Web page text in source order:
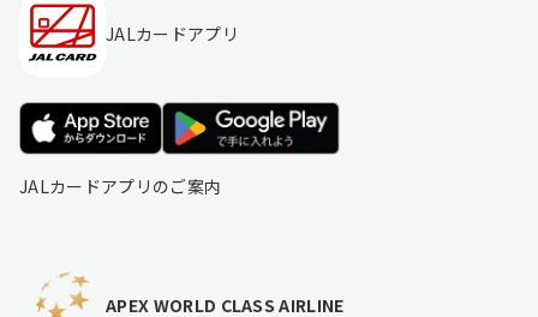
JALカードアプリ
JALカードアプリのご案内
APEX WORLD CLASS AIRLINE